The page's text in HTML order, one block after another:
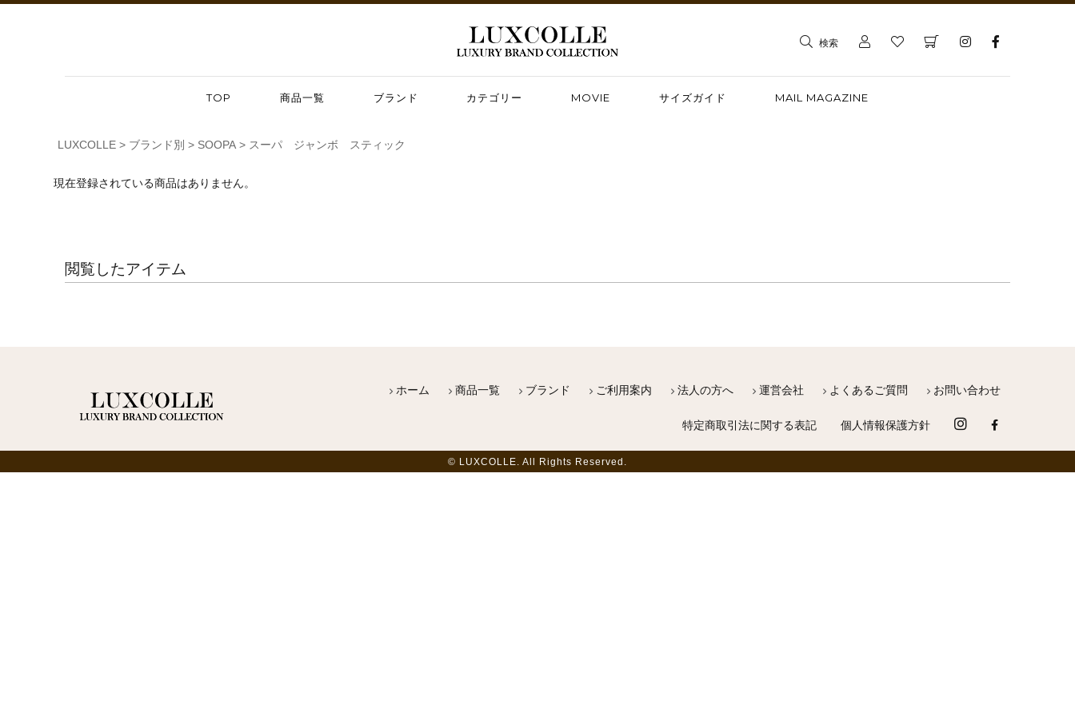
検索
TOP 商品一覧 ブランド カテゴリー MOVIE サイズガイド MAIL MAGAZINE
LUXCOLLE ブランド別 SOOPA スーパ ジャンボ スティック
現在登録されている商品はありません。
閲覧したアイテム
ホーム 商品一覧 ブランド ご利用案内 法人の方へ 運営会社 よくあるご質問 お問い合わせ
特定商取引法に関する表記 個人情報保護方針
© LUXCOLLE. All Rights Reserved.